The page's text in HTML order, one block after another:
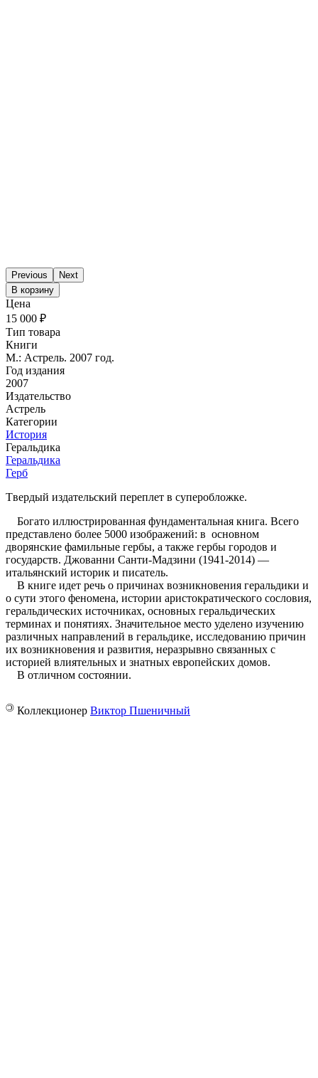
Previous
Next
В корзину
Цена
15 000 ₽
Тип товара
Книги
М.: Астрель. 2007 год.
Год издания
2007
Издательство
Астрель
Категории
История
Геральдика
Геральдика
Герб
Tвердый издательский переплет в суперобложке.
Богато иллюстрированная фундаментальная книга. Всего
представлено более 5000 изображений: в основном
дворянские фамильные гербы, а также гербы городов и
государств. Джованни Санти-Мадзини (1941-2014) —
итальянский историк и писатель.
В книге идет речь о причинах возникновения геральдики и
о сути этого феномена, истории аристократического сословия,
геральдических источниках, основных геральдических
терминах и понятиях. Значительное место уделено изучению
различных направлений в геральдике, исследованию причин
их возникновения и развития, неразрывно связанных с
историей влиятельных и знатных европейских домов.
В отличном состоянии.
© Коллекционер Виктор Пшеничный